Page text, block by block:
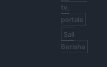
tv,
portale
Sali
Berisha